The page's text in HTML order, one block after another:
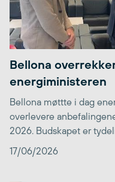
Bellona
energiministeren
Bellona møttte i dag
overlevere
2026. Budskapet er
17/06/2026